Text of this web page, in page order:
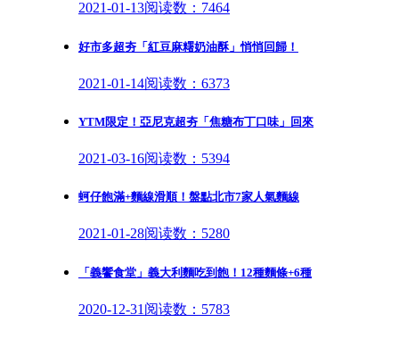
2021-01-13阅读数：7464
好市多超夯「紅豆麻糬奶油酥」悄悄回歸！
2021-01-14阅读数：6373
YTM限定！亞尼克超夯「焦糖布丁口味」回來
2021-03-16阅读数：5394
蚵仔飽滿+麵線滑順！盤點北市7家人氣麵線
2021-01-28阅读数：5280
「義饗食堂」義大利麵吃到飽！12種麵條+6種
2020-12-31 阅读数：5783